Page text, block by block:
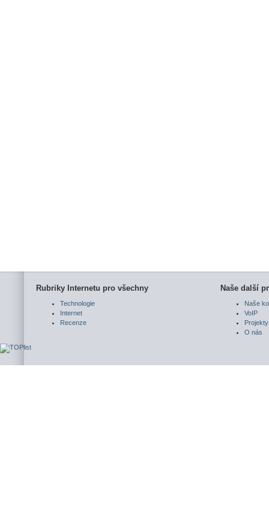
Rubriky Internetu pro všechny
Technologie
Internet
Recenze
Naše další
Naše
VoIP
Projekty
O nás